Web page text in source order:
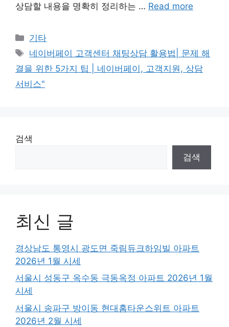
상담할 내용을 명확히 정리하는 … Read more
Categories
기타
Tags
네이버페이 고객센터 채팅상담 활용법| 문제 해
결을 위한 5가지 팁 | 네이버페이, 고객지원, 상담
서비스"
검색
검색
최신 글
경상남도 통영시 광도면 죽림듀크하임빌 아파트
2026년 1월 시세
서울시 성동구 옥수동 극동옥정 아파트 2026년 1월
시세
서울시 송파구 방이동 현대홈타운스위트 아파트
2026년 2월 시세